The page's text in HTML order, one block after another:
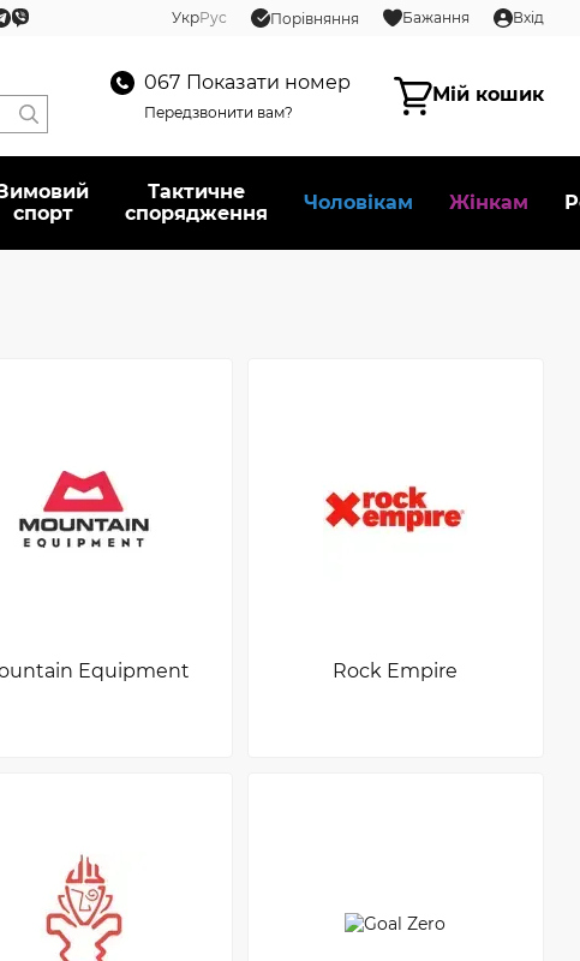
УкрРус Порівняння Бажання Вхід
067 Показати номер
Передзвонити вам?
Мій кошик
спорт
Тактичне
спорядження
Чоловікам Жінкам
Equipment Rock Empire